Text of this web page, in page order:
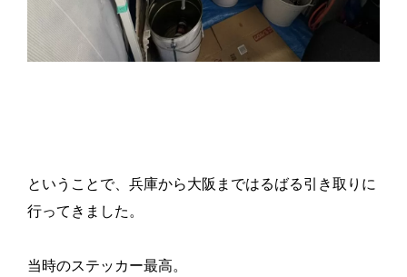
ということで、兵庫から大阪まではるばる引き取りに
行ってきました。
当時のステッカー最高。